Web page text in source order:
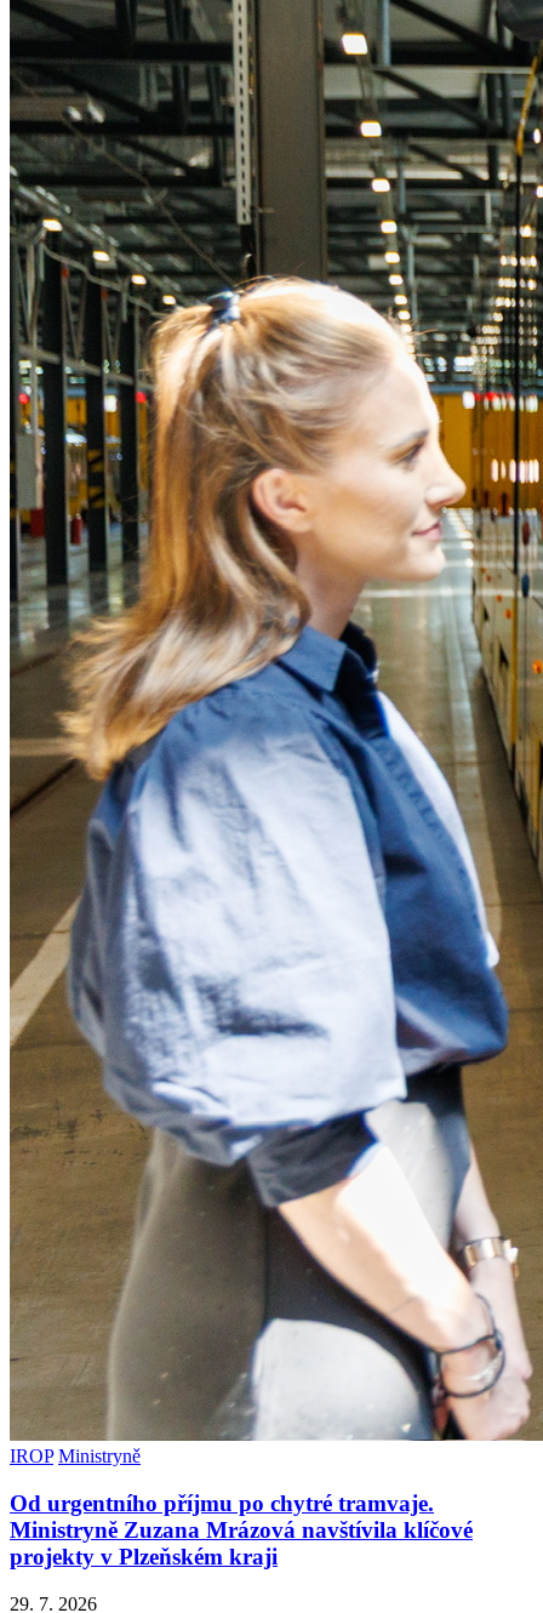
IROP Ministryně
Od urgentního příjmu po chytré tramvaje.
Ministryně Zuzana Mrázová navštívila klíčové
projekty v Plzeňském kraji
29. 7. 2026